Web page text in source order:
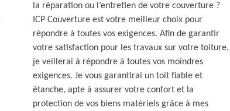
la réparation ou l’entretien de votre couverture ?
ICP Couverture est votre meilleur choix pour
répondre à toutes vos exigences. Afin de garantir
votre satisfaction pour les travaux sur votre toiture,
je veillerai à répondre à toutes vos moindres
exigences. Je vous garantirai un toit fiable et
étanche, apte à assurer votre confort et la
protection de vos biens matériels grâce à mes